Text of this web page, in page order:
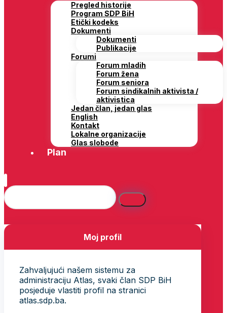
Pregled historije
Program SDP BiH
Etički kodeks
Dokumenti
Dokumenti
Publikacije
Forumi
Forum mladih
Forum žena
Forum seniora
Forum sindikalnih aktivista /
aktivistica
Jedan član, jedan glas
English
Kontakt
Lokalne organizacije
Glas slobode
Plan
Moj profil
Zahvaljujući našem sistemu za
administraciju Atlas, svaki član SDP BiH
posjeduje vlastiti profil na stranici
atlas.sdp.ba.